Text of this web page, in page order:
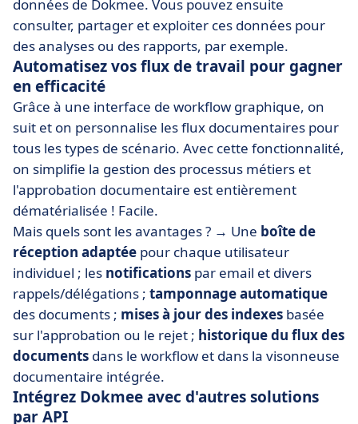
données de Dokmee. Vous pouvez ensuite
consulter, partager et exploiter ces données pour
des analyses ou des rapports, par exemple.
Automatisez vos flux de travail pour gagner
en efficacité
Grâce à une interface de workflow graphique, on
suit et on personnalise les flux documentaires pour
tous les types de scénario. Avec cette fonctionnalité,
on simplifie la gestion des processus métiers et
l'approbation documentaire est entièrement
dématérialisée ! Facile.
Mais quels sont les avantages ? → Une boîte de
réception adaptée pour chaque utilisateur
individuel ; les notifications par email et divers
rappels/délégations ; tamponnage automatique
des documents ; mises à jour des indexes basée
sur l'approbation ou le rejet ; historique du flux des
documents dans le workflow et dans la visonneuse
documentaire intégrée.
Intégrez Dokmee avec d'autres solutions
par API